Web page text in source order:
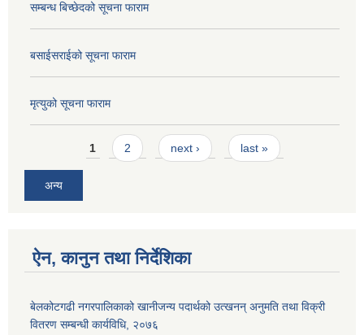
सम्बन्ध बिच्छेदको सूचना फाराम
बसाईसराईको सूचना फाराम
मृत्युको सूचना फाराम
Pages1 2 next › last »
अन्य
ऐन, कानुन तथा निर्देशिका
बेलकोटगढी नगरपालिकाको खानीजन्य पदार्थको उत्खनन् अनुमति तथा विक्री
वितरण सम्बन्धी कार्यविधि, २०७६